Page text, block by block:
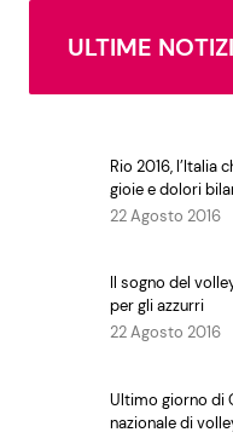
ULTIME
Rio 2016, l’Italia
gioie e dolori
22 Agosto 2016
Il sogno del
per gli azzurri
22 Agosto 2016
Ultimo giorno di
nazionale di